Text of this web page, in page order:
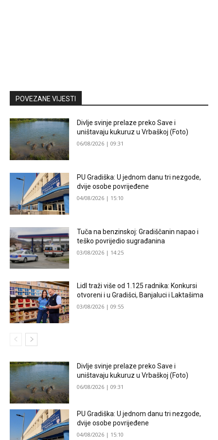
POVEZANE VIJESTI
Divlje svinje prelaze preko Save i
uništavaju kukuruz u Vrbaškoj (Foto)
06/08/2026 | 09:31
PU Gradiška: U jednom danu tri nezgode,
dvije osobe povrijeđene
04/08/2026 | 15:10
Tuča na benzinskoj: Gradiščanin napao i
teško povrijedio sugrađanina
03/08/2026 | 14:25
Lidl traži više od 1.125 radnika: Konkursi
otvoreni i u Gradišci, Banjaluci i Laktašima
03/08/2026 | 09:55
Divlje svinje prelaze preko Save i
uništavaju kukuruz u Vrbaškoj (Foto)
06/08/2026 | 09:31
PU Gradiška: U jednom danu tri nezgode,
dvije osobe povrijeđene
04/08/2026 | 15:10